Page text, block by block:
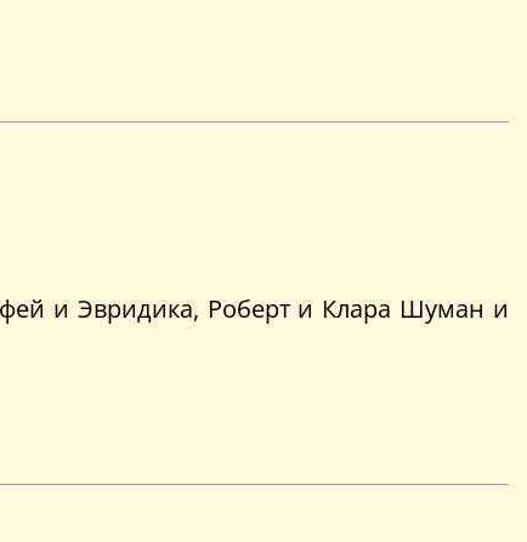
и Эвридика, Роберт и Клара Шуман и